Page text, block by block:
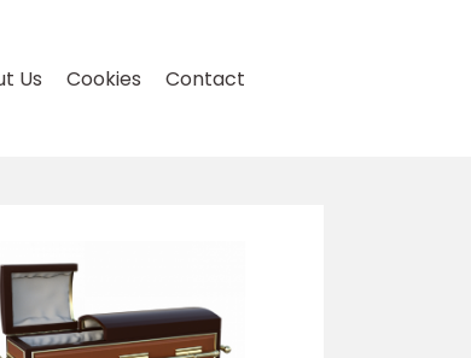
Us Cookies Contact